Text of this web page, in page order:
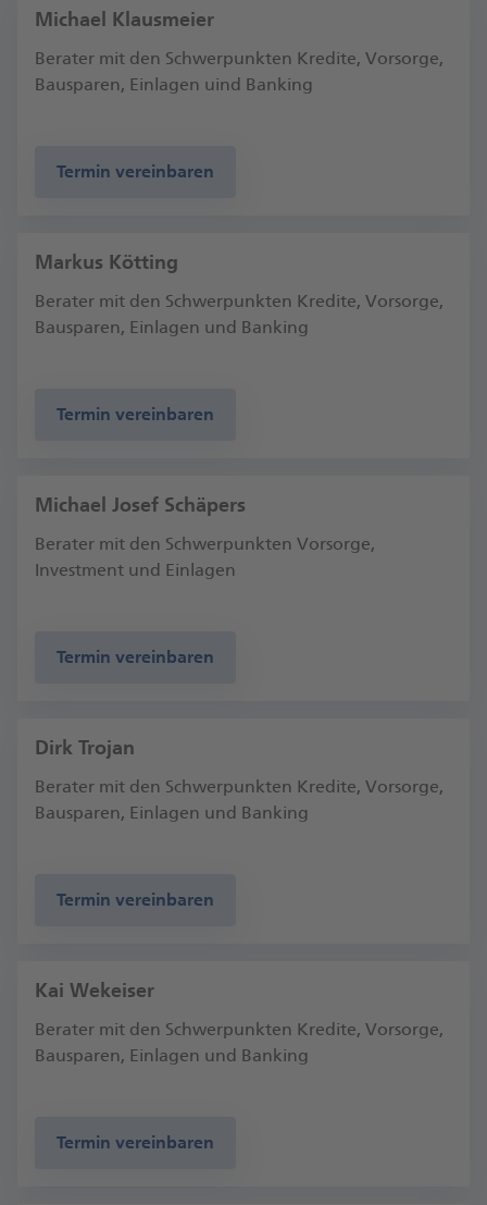
Michael Klausmeier
Berater mit den Schwerpunkten Kredite, Vorsorge,
Bausparen, Einlagen uind Banking
Termin vereinbaren
Markus Kötting
Berater mit den Schwerpunkten Kredite, Vorsorge,
Bausparen, Einlagen und Banking
Termin vereinbaren
Michael Josef Schäpers
Berater mit den Schwerpunkten Vorsorge,
Investment und Einlagen
Termin vereinbaren
Dirk Trojan
Berater mit den Schwerpunkten Kredite, Vorsorge,
Bausparen, Einlagen und Banking
Termin vereinbaren
Kai Wekeiser
Berater mit den Schwerpunkten Kredite, Vorsorge,
Bausparen, Einlagen und Banking
Termin vereinbaren